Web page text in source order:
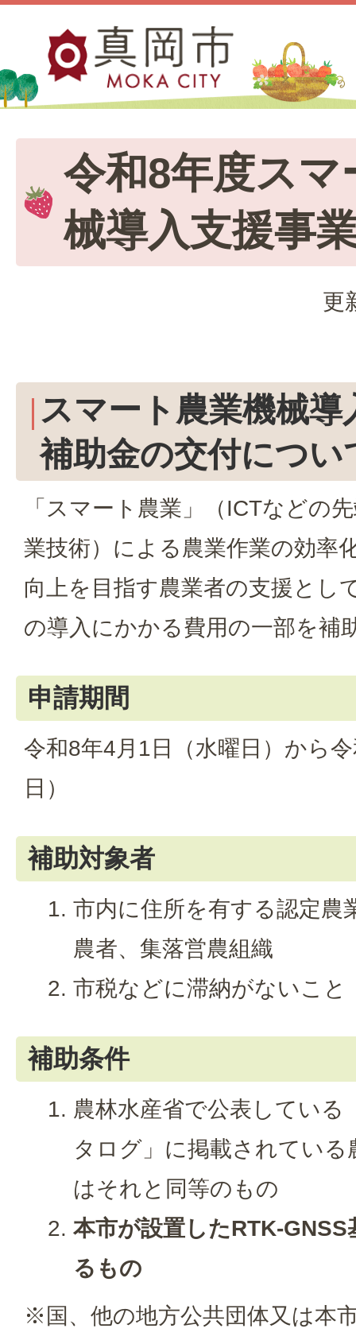
令和8年度スマ
械導入支援事
更
スマート農業機械導
補助金の交付につい
「スマート農業」（ICTなどの
業技術）による農業作業の効率
向上を目指す農業者の支援とし
の導入にかかる費用の一部を補
申請期間
令和8年4月1日（水曜日）から
日）
補助対象者
市内に住所を有する認定農
農者、集落営農組織
市税などに滞納がないこと
補助条件
農林水産省で公表している
タログ」に掲載されている
はそれと同等のもの
本市が設置したRTK-
るもの
※国、他の地方公共団体又は本